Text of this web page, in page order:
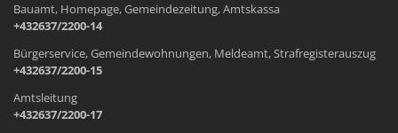
Bauamt, Homepage, Gemeindezeitung, Amtskassa
+432637/2200-14
Bürgerservice, Gemeindewohnungen, Meldeamt, Strafregisterauszug
+432637/2200-15
Amtsleitung
+432637/2200-17